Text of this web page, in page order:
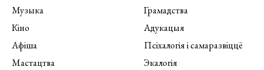
Музыка
Кіно
Афіша
Мастацтва
Грамадства
Адукацыя
Псіхалогія і самаразвіццё
Экалогія